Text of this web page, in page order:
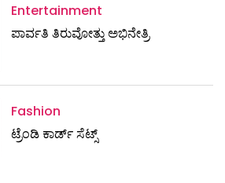
Entertainment
ಪಾರ್ವತಿ ತಿರುವೋತ್ತು ಅಭಿನೇತ್ರಿ
Fashion
ಟ್ರೆಂಡಿ ಕಾರ್ಡ್‌ ಸೆಟ್ಸ್